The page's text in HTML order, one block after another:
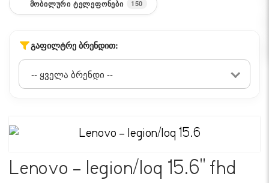
ᲛᲝᲑᲘᲚᲣᲠᲘ ᲢᲔᲚᲔᲤᲝᲜᲔᲑᲘ 150
ᲒᲐᲤᲘᲚᲢᲠᲔ ᲑᲠᲔᲜᲓᲘᲗ:
Lenovo - legion/loq 15.6" fhd